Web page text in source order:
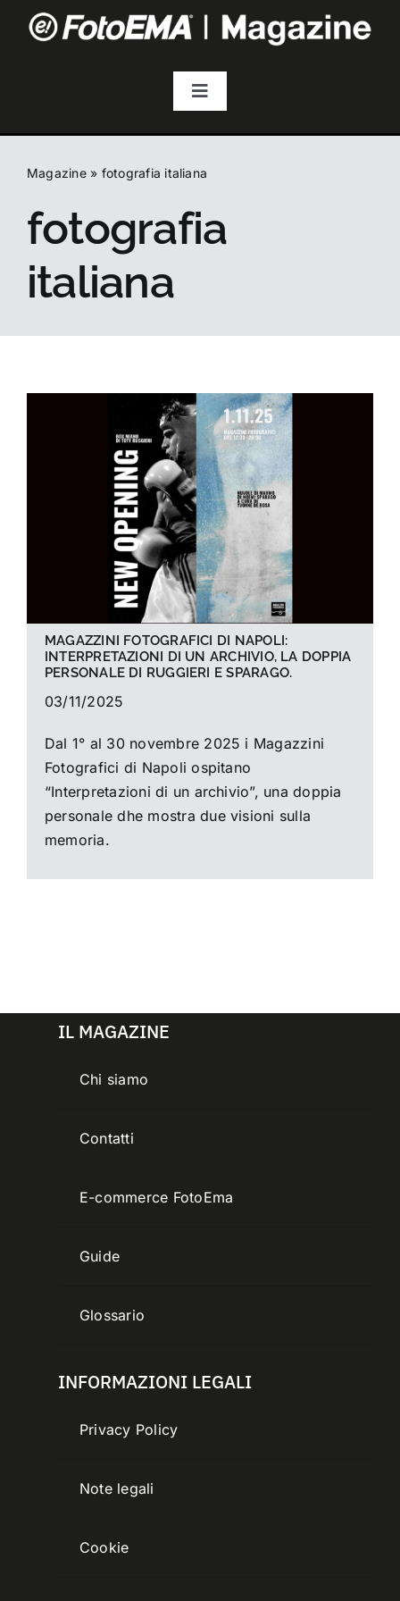
Toggle
Fotografia
La foto del mese
Magazine» fotografia italiana
fotografia
italiana
MAGAZZINI FOTOGRAFICI DI NAPOLI:
INTERPRETAZIONI DI UN ARCHIVIO, LA DOPPIA
PERSONALE DI RUGGIERI E SPARAGO.
03/11/2025
Dal 1° al 30 novembre 2025 i Magazzini
Fotografici di Napoli ospitano
“Interpretazioni di un archivio”, una doppia
personale dhe mostra due visioni sulla
memoria.
IL MAGAZINE
Chi siamo
Contatti
E-commerce FotoEma
Guide
Glossario
INFORMAZIONI LEGALI
Privacy Policy
Note legali
Cookie